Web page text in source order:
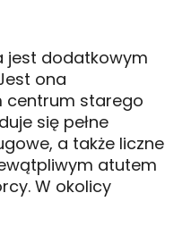
jest dodatkowym
ona
centrum starego
się pełne
a także liczne
atutem
W okolicy